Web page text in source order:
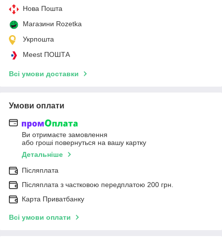
Нова Пошта
Магазини Rozetka
Укрпошта
Meest ПОШТА
Всі умови доставки
Умови оплати
Ви отримаєте замовлення
або гроші повернуться на вашу картку
Детальніше
Післяплата
Післяплата з частковою передплатою 200 грн.
Карта Приватбанку
Всі умови оплати